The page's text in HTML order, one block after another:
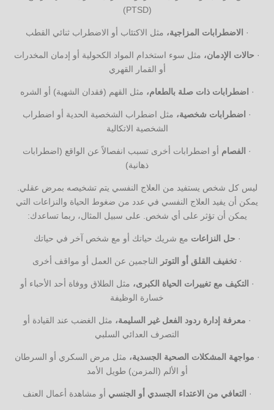
(PTSD)
· الاضطرابات المزاجية، مثل الاكتئاب أو الاضطراب ثنائي القطب
· حالات الإدمان، مثل سوء استخدام المواد الكحولية أو إدمان المخدرات
أو القمار القهري
· اضطرابات ذات صلة بالطعام، مثل القهم (فقدان الشهية) أو الشره
· اضطرابات شخصية، مثل اضطراب الشخصية الحدية أو اضطراب
الشخصية الاتكالية
· الفصام أو اضطرابات أخرى تسبب انفصالاً عن الواقع (اضطرابات
ذهانية)
ليس كل شخص يستفيد من العلاج النفسي يتم تشخيصه بمرض عقلي.
يمكن أن يفيد العلاج النفسي في عدد من ضغوط الحياة والنزاعات التي
يمكن أن تؤثر على أي شخص. على سبيل المثال، ربما تساعدك:
· حل النزاعات مع شريك حياتك أو مع شخص آخر في حياتك
·تخفيف القلق أو التوتر الناجمين عن العمل أو مواقف أخرى
· التكيف مع تغييرات الحياة الكبرى، مثل الطلاق ووفاة أحد الأحباء أو
خسارة الوظيفة
· معرفة إدارة ردود الفعل غير السليمة، مثل الغضب عند القيادة أو
التصرف العدائي السلبي
· مواجهة المشكلات الصحية الجسدية، مثل مرض السكري أو السرطان
أو الألم (المزمن) طويل الأمد
· التعافي من الاعتداء الجسدي أو الجنسي أو مشاهدة أعمال العنف